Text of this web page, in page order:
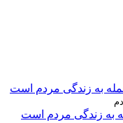
به زندگی مردم است